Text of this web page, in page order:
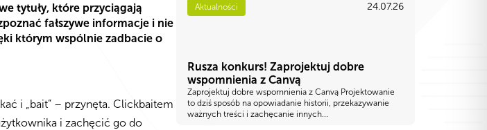
tytuły, które przyciągają
fałszywe informacje i nie
którym wspólnie zadbacie o
i „bait” – przynęta. Clickbaitem
i zachęcić go do
Aktualności 24.07.26
Rusza konkurs! Zaprojektuj dobre
wspomnienia z Canvą
Zaprojektuj dobre wspomnienia z Canvą Projektowanie
to dziś sposób na opowiadanie historii, przekazywanie
ważnych treści i zachęcanie innych...